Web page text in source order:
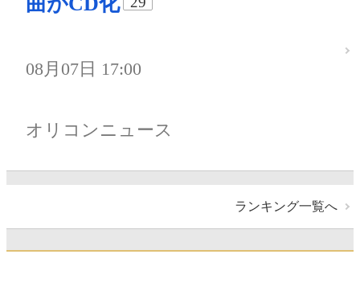
08月07日 17:00
オリコンニュース
ランキング一覧へ